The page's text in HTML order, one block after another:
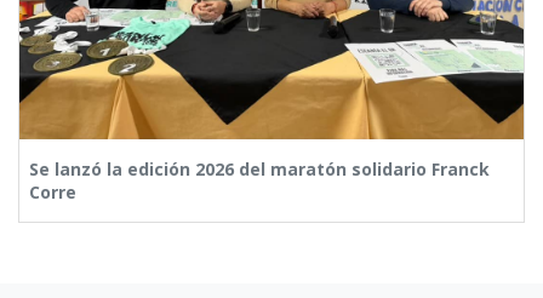
Se lanzó la edición 2026 del maratón solidario Franck
Corre